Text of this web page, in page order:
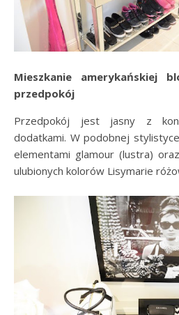
Mieszkanie amerykańskiej
przedpokój
Przedpokój jest jasny z
dodatkami. W podobnej
elementami glamour (lustra)
ulubionych kolorów Lisymarie